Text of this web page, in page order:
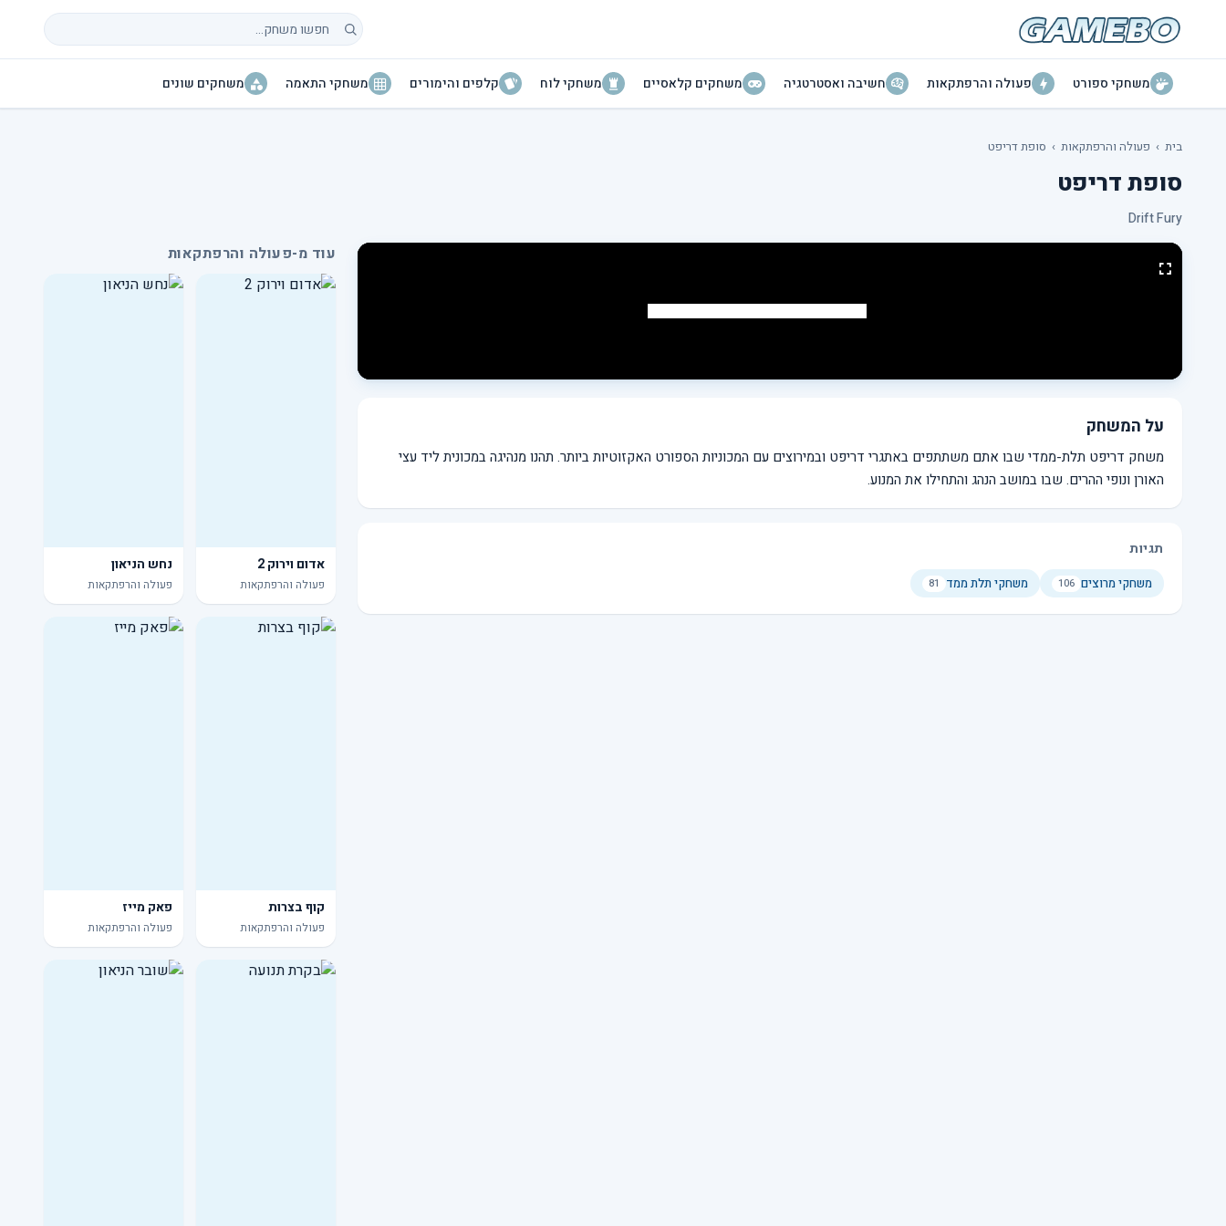
חיפוש משחקים
משחקי ספורט פעולה והרפתקאות חשיבה ואסטרטגיה משחקים קלאסיים משחקי לוח קלפים והימורים משחקי התאמה משחקים שונים
בית › פעולה והרפתקאות › סופת דריפט
סופת דריפט
Drift Fury
על המשחק
משחק דריפט תלת-ממדי שבו אתם משתתפים באתגרי דריפט ובמירוצים עם המכוניות הספורט האקזוטיות ביותר. תהנו מנהיגה במכונית ליד עצי
האורן ונופי ההרים. שבו במושב הנהג והתחילו את המנוע.
תגיות
משחקי מרוצים 106 משחקי תלת ממד 81
עוד מ-פעולה והרפתקאות
אדום וירוק 2
פעולה והרפתקאות
נחש הניאון
פעולה והרפתקאות
קוף בצרות
פעולה והרפתקאות
פאק מייז
פעולה והרפתקאות